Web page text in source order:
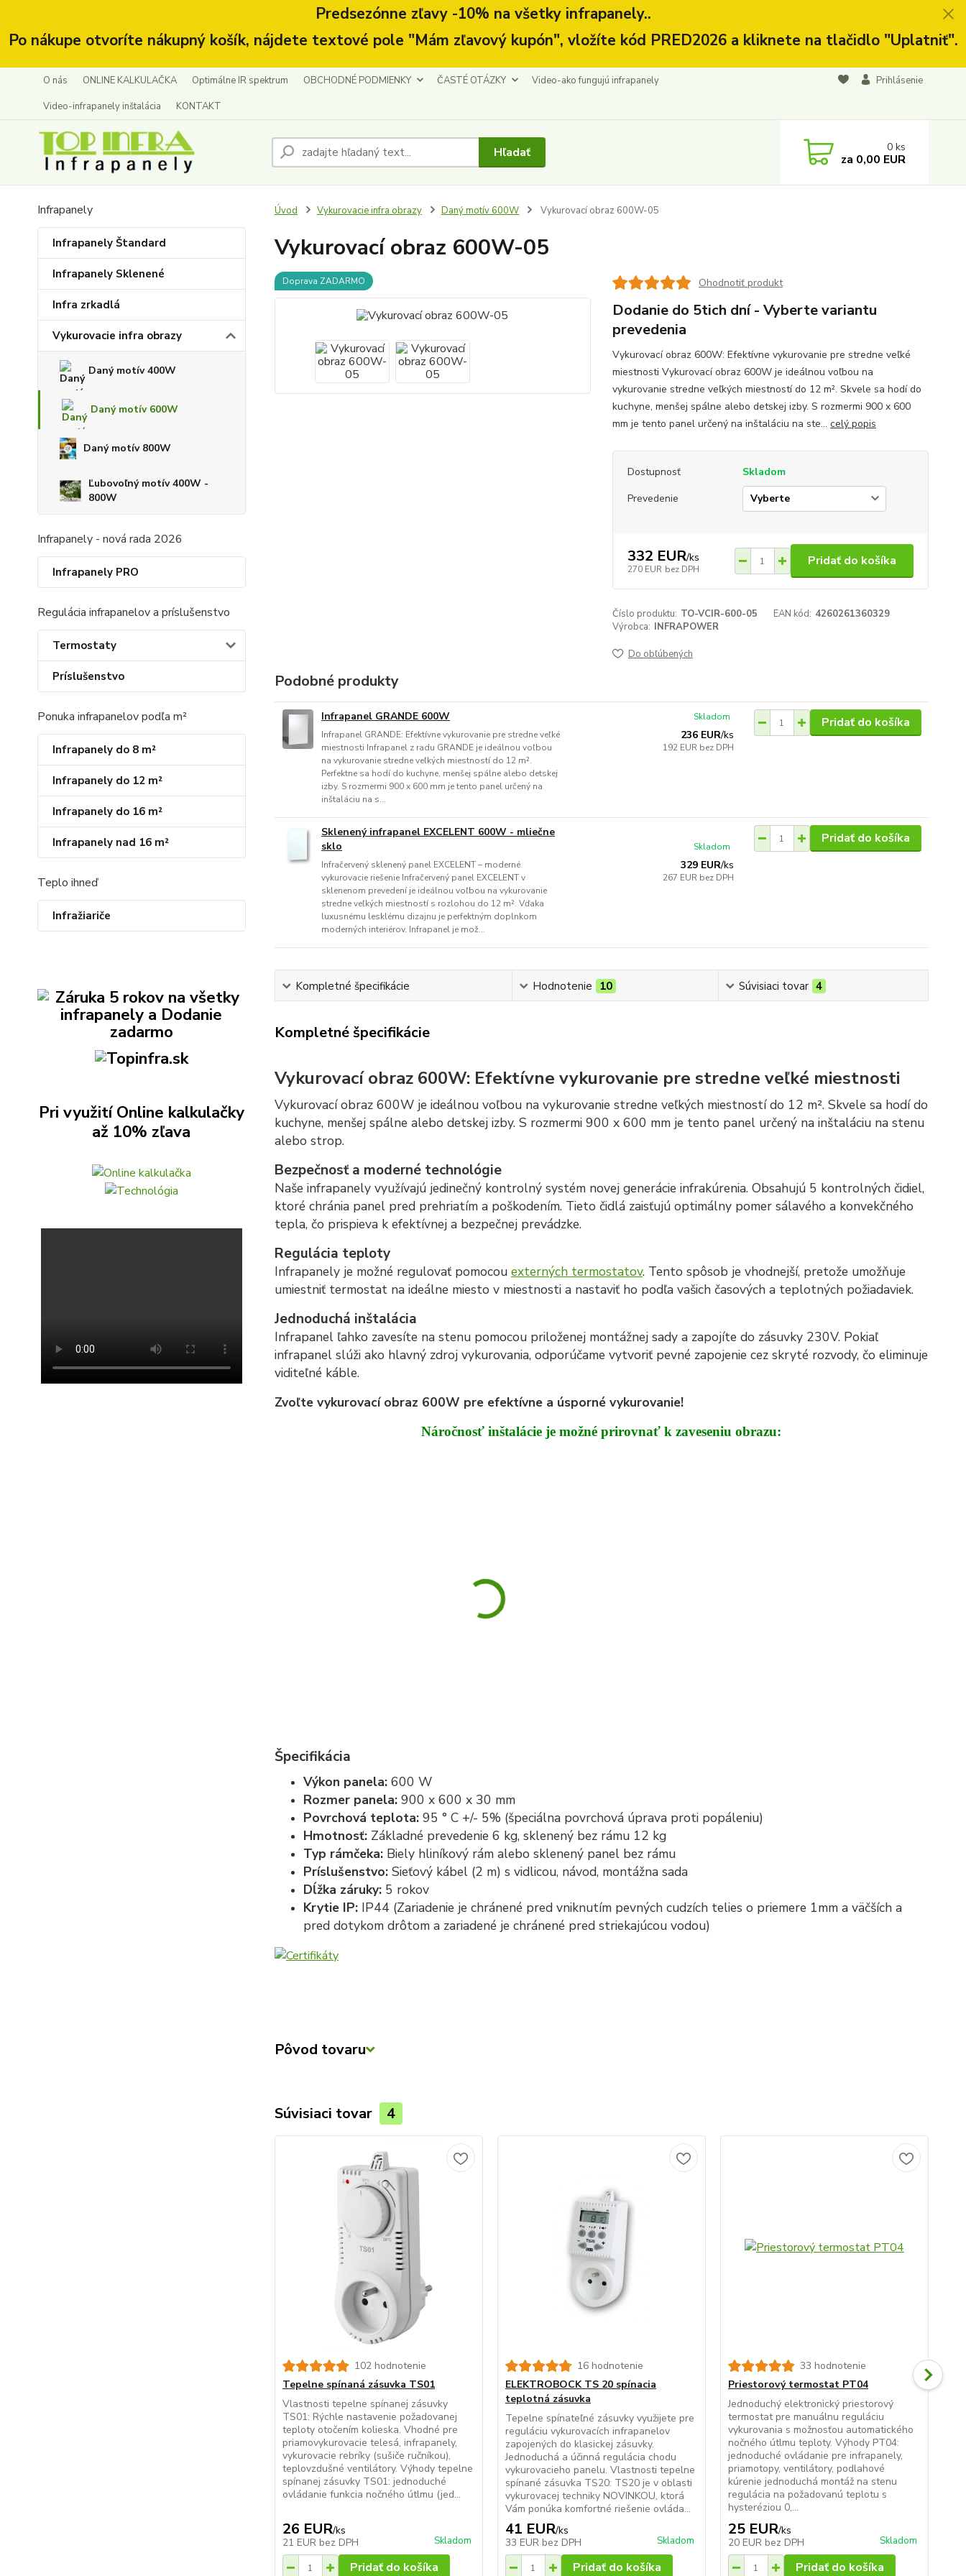
Predsezónne zľavy -10% na všetky infrapanely..
Po nákupe otvoríte nákupný košík, nájdete textové pole "Mám zľavový kupón", vložíte kód PRED2026 a kliknete na tlačidlo "Uplatniť".
O nás ONLINE KALKULAČKA Optimálne IR spektrum OBCHODNÉ PODMIENKY ČASTÉ OTÁZKY
Video-ako fungujú infrapanely
Video-infrapanely inštalácia
KONTAKT
Prihlásenie
Hľadať 0 ks
za 0,00 EUR
Infrapanely
Infrapanely Štandard
Infrapanely Sklenené
Infra zrkadlá
Vykurovacie infra obrazy
Daný motív 400W
Daný motív 600W
Daný motív 800W
Ľubovoľný motív 400W -
800W
Infrapanely - nová rada 2026
Infrapanely PRO
Regulácia infrapanelov a príslušenstvo
Termostaty
Príslušenstvo
Ponuka infrapanelov podľa m²
Infrapanely do 8 m²
Infrapanely do 12 m²
Infrapanely do 16 m²
Infrapanely nad 16 m²
Teplo ihneď
Infražiariče
Pri využití Online kalkulačky
až 10% zľava
Úvod Vykurovacie infra obrazy Daný motív 600W Vykurovací obraz 600W-05
Vykurovací obraz 600W-05
Doprava ZADARMO Ohodnotiť produkt
Dodanie do 5tich dní - Vyberte variantu
prevedenia
Vykurovací obraz 600W: Efektívne vykurovanie pre stredne veľké
miestnosti Vykurovací obraz 600W je ideálnou voľbou na
vykurovanie stredne veľkých miestností do 12 m². Skvele sa hodí do
kuchyne, menšej spálne alebo detskej izby. S rozmermi 900 x 600
mm je tento panel určený na inštaláciu na ste... celý popis
Dostupnosť
Skladom
Prevedenie
332 EUR/ks
270 EUR bez DPH
Pridať do košíka
Číslo produktu: TO-VCIR-600-05 EAN kód: 4260261360329
Výrobca: INFRAPOWER
Do obľúbených
Podobné produkty
Infrapanel GRANDE 600W
Infrapanel GRANDE: Efektívne vykurovanie pre stredne veľké
miestnosti Infrapanel z radu GRANDE je ideálnou voľbou
na vykurovanie stredne veľkých miestností do 12 m².
Perfektne sa hodí do kuchyne, menšej spálne alebo detskej
izby. S rozmermi 900 x 600 mm je tento panel určený na
inštaláciu na s...
236 EUR/ks
192 EUR bez DPH
Skladom Pridať do košíka
Sklenený infrapanel EXCELENT 600W - mliečne
sklo
Infračervený sklenený panel EXCELENT – moderné
vykurovacie riešenie Infračervený panel EXCELENT v
sklenenom prevedení je ideálnou voľbou na vykurovanie
stredne veľkých miestností s rozlohou do 12 m². Vďaka
luxusnému lesklému dizajnu je perfektným doplnkom
moderných interiérov. Infrapanel je mož...
329 EUR/ks
267 EUR bez DPH
Skladom
Pridať do košíka
Kompletné špecifikácie Hodnotenie 10 Súvisiaci tovar 4
Kompletné špecifikácie
Vykurovací obraz 600W: Efektívne vykurovanie pre stredne veľké miestnosti
Vykurovací obraz 600W je ideálnou voľbou na vykurovanie stredne veľkých miestností do 12 m². Skvele sa hodí do
kuchyne, menšej spálne alebo detskej izby. S rozmermi 900 x 600 mm je tento panel určený na inštaláciu na stenu
alebo strop.
Bezpečnosť a moderné technológie
Naše infrapanely využívajú jedinečný kontrolný systém novej generácie infrakúrenia. Obsahujú 5 kontrolných čidiel,
ktoré chránia panel pred prehriatím a poškodením. Tieto čidlá zaisťujú optimálny pomer sálavého a konvekčného
tepla, čo prispieva k efektívnej a bezpečnej prevádzke.
Regulácia teploty
Infrapanely je možné regulovať pomocou externých termostatov. Tento spôsob je vhodnejší, pretože umožňuje
umiestniť termostat na ideálne miesto v miestnosti a nastaviť ho podľa vašich časových a teplotných požiadaviek.
Jednoduchá inštalácia
Infrapanel ľahko zavesíte na stenu pomocou priloženej montážnej sady a zapojíte do zásuvky 230V. Pokiaľ
infrapanel slúži ako hlavný zdroj vykurovania, odporúčame vytvoriť pevné zapojenie cez skryté rozvody, čo eliminuje
viditeľné káble.
Zvoľte vykurovací obraz 600W pre efektívne a úsporné vykurovanie!
Náročnosť inštalácie je možné prirovnať k zaveseniu obrazu:
Špecifikácia
Výkon panela: 600 W
Rozmer panela: 900 x 600 x 30 mm
Povrchová teplota:95 ° C +/- 5% (špeciálna povrchová úprava proti popáleniu)
Hmotnosť: Základné prevedenie 6 kg, sklenený bez rámu 12 kg
Typ rámčeka: Biely hliníkový rám alebo sklenený panel bez rámu
Príslušenstvo:Sieťový kábel (2 m) s vidlicou, návod, montážna sada
Dĺžka záruky: 5 rokov
Krytie IP:IP44 (Zariadenie je chránené pred vniknutím pevných cudzích telies o priemere 1mm a väčších a
pred dotykom drôtom a zariadené je chránené pred striekajúcou vodou)
Pôvod tovaru
Súvisiaci tovar 4
102 hodnotenie
Tepelne spínaná zásuvka TS01
Vlastnosti tepelne spínanej zásuvky
TS01: Rýchle nastavenie požadovanej
teploty otočením kolieska. Vhodné pre
priamovykurovacie telesá, infrapanely,
vykurovacie rebríky (sušiče ručníkou),
teplovzdušné ventilátory. Výhody tepelne
spínanej zásuvky TS01: jednoduché
ovládanie funkcia nočného útlmu (jed...
26 EUR/ks
21 EUR bez DPH Skladom
Pridať do košíka
16 hodnotenie
ELEKTROBOCK TS 20 spínacia
teplotná zásuvka
Tepelne spínateľné zásuvky využijete pre
reguláciu vykurovacích infrapanelov
zapojených do klasickej zásuvky.
Jednoduchá a účinná regulácia chodu
vykurovacieho panelu. Vlastnosti tepelne
spínané zásuvka TS20: TS20 je v oblasti
vykurovacej techniky NOVINKOU, ktorá
Vám ponúka komfortné riešenie ovláda...
41 EUR/ks
33 EUR bez DPH Skladom
Pridať do košíka
33 hodnotenie
Priestorový termostat PT04
Jednoduchý elektronický priestorový
termostat pre manuálnu reguláciu
vykurovania s možnosťou automatického
nočného útlmu teploty. Výhody PT04:
jednoduché ovládanie pre infrapanely,
priamotopy, ventilátory, podlahové
kúrenie jednoduchá montáž na stenu
regulácia na požadovanú teplotu s
hysteréziou 0,...
25 EUR/ks
20 EUR bez DPH Skladom
Pridať do košíka